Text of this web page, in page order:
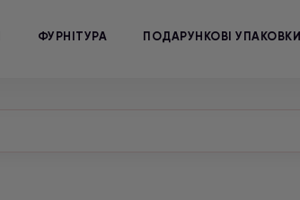
ФУРНІТУРА ПОДАРУНКОВІ УПАКОВКИ